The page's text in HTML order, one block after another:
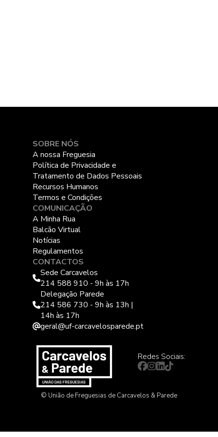
SOBRE NÓS
A nossa Freguesia
Política de Privacidade e
Tratamento de Dados Pessoais
Recursos Humanos
Termos e Condições
COMUNICAÇÃO
A Minha Rua
Balcão Virtual
Notícias
Regulamentos
CONTACTOS
Sede Carcavelos
214 588 910 - 9h às 17h
Delegação Parede
214 586 730 - 9h às 13h |
14h às 17h
geral@uf-carcavelosparede.pt
© União de Freguesias de Carcavelos & Parede
Redes Sociais: